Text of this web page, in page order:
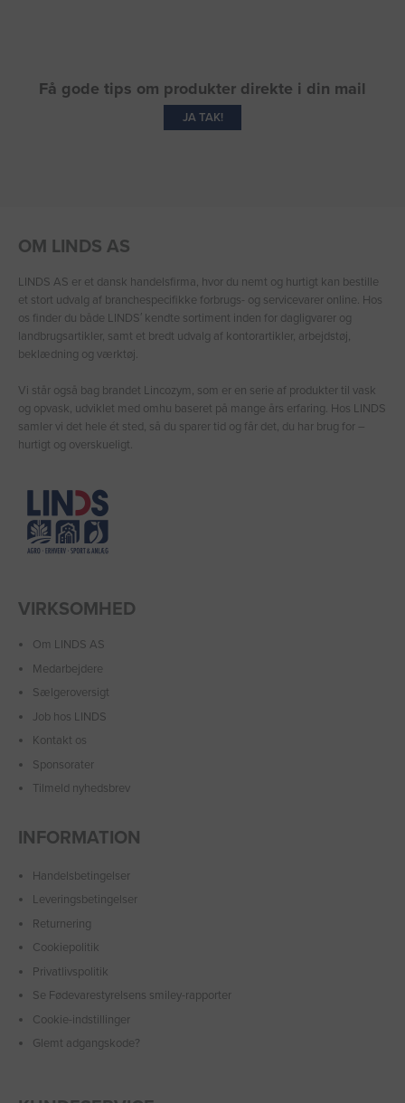
Få gode tips om produkter direkte i din mail
JA TAK!
OM LINDS AS
LINDS AS er et dansk handelsfirma, hvor du nemt og hurtigt kan bestille
et stort udvalg af branchespecifikke forbrugs- og servicevarer online. Hos
os finder du både LINDS′ kendte sortiment inden for dagligvarer og
landbrugsartikler, samt et bredt udvalg af kontorartikler, arbejdstøj,
beklædning og værktøj.
Vi står også bag brandet Lincozym, som er en serie af produkter til vask
og opvask, udviklet med omhu baseret på mange års erfaring. Hos LINDS
samler vi det hele ét sted, så du sparer tid og får det, du har brug for –
hurtigt og overskueligt.
VIRKSOMHED
Om LINDS AS
Medarbejdere
Sælgeroversigt
Job hos LINDS
Kontakt os
Sponsorater
Tilmeld nyhedsbrev
INFORMATION
Handelsbetingelser
Leveringsbetingelser
Returnering
Cookiepolitik
Privatlivspolitik
Se Fødevarestyrelsens smiley-rapporter
Cookie-indstillinger
Glemt adgangskode?